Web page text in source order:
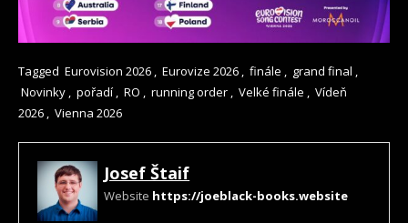
Tagged Eurovision 2026 , Eurovize 2026 , finále , grand final ,
Novinky , pořadí , RO , running order , Velké finále , Vídeň
2026 , Vienna 2026
Josef Štaif
Website https://joeblack-books.website